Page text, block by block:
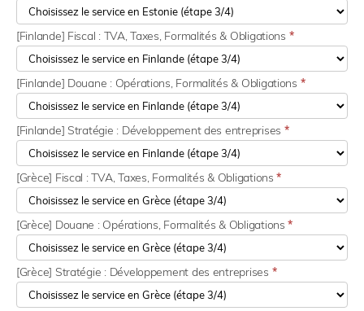
[Finlande] Fiscal : TVA, Taxes, Formalités & Obligations *
[Finlande] Douane : Opérations, Formalités & Obligations *
[Finlande] Stratégie : Développement des entreprises *
[Grèce] Fiscal : TVA, Taxes, Formalités & Obligations*
[Grèce] Douane : Opérations, Formalités & Obligations*
[Grèce] Stratégie : Développement des entreprises *